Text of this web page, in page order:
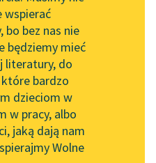
czytających
API
OAI-PMH
Widget Wolnych Lektur
Przypisy
wspierać
bo bez nas nie
będziemy mieć
literatury, do
bardzo
dzieciom w
w pracy, albo
jaką dają nam
Wolne
— Biedne dziecko:
życie jej między nami
nie jest bynajmniej
słodkie. W ciągu trzech
dni pobladła...
Czytaj więcej